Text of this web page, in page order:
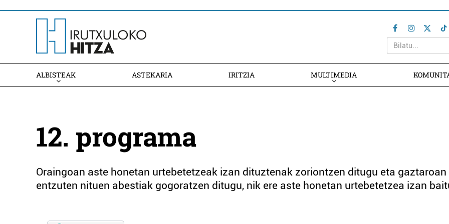
ALBISTEAK ASTEKARIA IRITZIA MULTIMEDIA
12. programa
Oraingoan aste honetan urtebetetzeak izan dituztenak zoriontzen ditugu eta gaztaroan
entzuten nituen abestiak gogoratzen ditugu, nik ere aste honetan urtebetetzea izan